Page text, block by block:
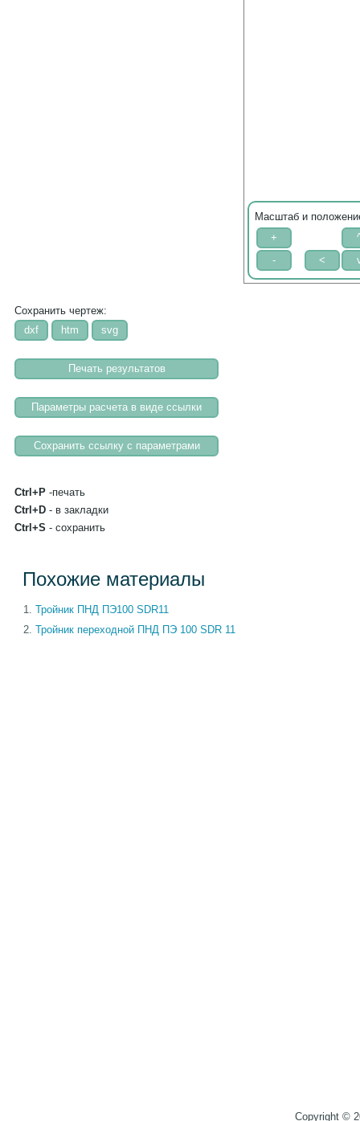
Масштаб и
Сохранить чертеж:
Ctrl+P -печать
Ctrl+D - в закладки
Ctrl+S - сохранить
Похожие материалы
Тройник ПНД ПЭ100 SDR11
Тройник переходной ПНД ПЭ 100 SDR 11
Copyright ©